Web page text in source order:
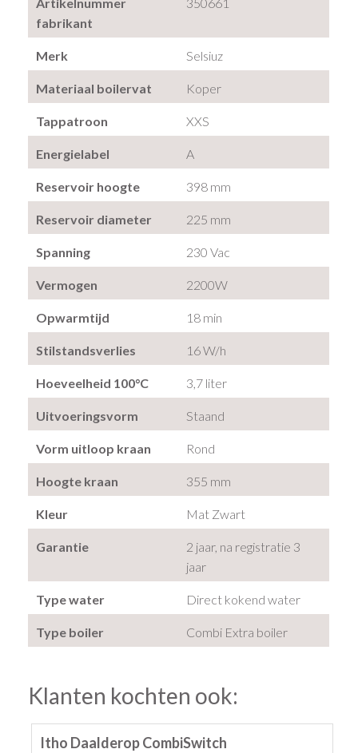
fabrikant
Merk Selsiuz
Materiaal boilervat Koper
Tappatroon XXS
Energielabel A
Reservoir hoogte 398 mm
Reservoir diameter 225 mm
Spanning 230 Vac
Vermogen 2200W
Opwarmtijd 18 min
Stilstandsverlies 16 W/h
Hoeveelheid 100°C 3,7 liter
Uitvoeringsvorm Staand
Vorm uitloop kraan Rond
Hoogte kraan 355 mm
Kleur Mat Zwart
Garantie
2 jaar, na registratie 3
jaar
Type water Direct kokend water
Type boiler Combi Extra boiler
Klanten kochten ook:
Itho Daalderop CombiSwitch